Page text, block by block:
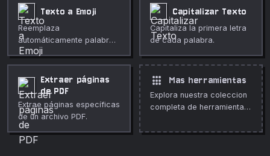
remuestreando a una
nueva resolución.
grises. Totalmente privado,
funciona en tu navegador.
Texto a Emoji
Reemplaza
automáticamente palabras
comunes en tu texto con
emojis coincidentes.
Capitalizar Texto
Capitaliza la primera letra
de cada palabra.
Extraer páginas
de PDF
Extrae páginas específicas
de un archivo PDF.
apps Mas herramientas
Explora nuestra coleccion
completa de herramientas